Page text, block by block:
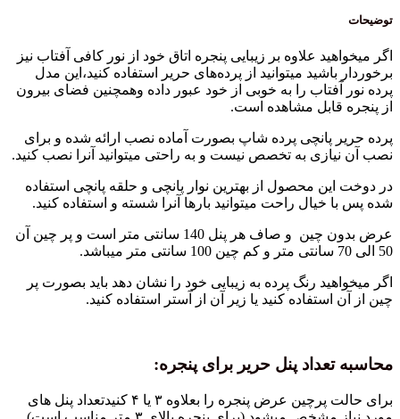
علاوه بر زیبایی پنجره اتاق خود از نور کافی آفتاب نیز
میتوانید از پرده‌های حریر استفاده کنید،این مدل
را به خوبی از خود عبور داده وهمچنین فضای بیرون
مشاهده است.
پانچی پرده شاپ بصورت آماده نصب ارائه شده و برای
به تخصص نیست و به راحتی میتوانید آنرا نصب کنید.
محصول از بهترین نوار پانچی و حلقه پانچی استفاده
راحت میتوانید بارها آنرا شسته و استفاده کنید.
عرض بدون چین و صاف هر پنل 140 سانتی متر است و پر چین آن
رنگ پرده به زیبایی خود را نشان دهد باید بصورت پر
کنید یا زیر آن از آستر استفاده کنید.
پنل حریر برای پنجره:
برای حالت پرچین عرض پنجره را بعلاوه ۳ یا ۴ کنیدتعداد پنل های